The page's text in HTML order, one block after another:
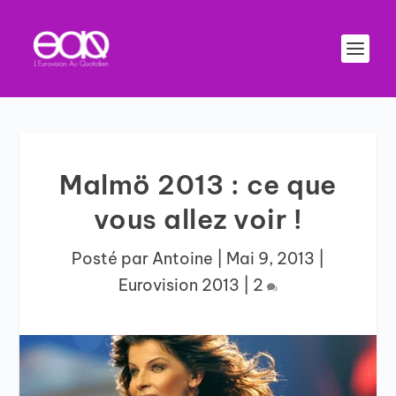
Malmö 2013 : ce que
vous allez voir !
Posté par Antoine Mai 9, 2013
Eurovision 2013
2